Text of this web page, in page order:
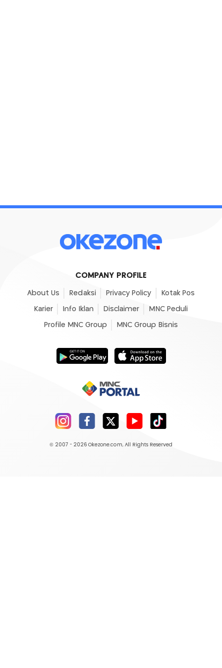
COMPANY PROFILE
About Us Redaksi Privacy Policy Kotak Pos
Karier Info Iklan Disclaimer MNC Peduli
Profile MNC Group MNC Group Bisnis
© 2007 - 2026 Okezone.com, All Rights Reserved